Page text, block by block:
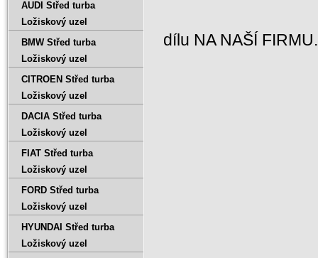
dílu NA NAŠÍ
AUDI Střed turba
Ložiskový uzel
BMW Střed turba
Ložiskový uzel
CITROEN Střed turba
Ložiskový uzel
DACIA Střed turba
Ložiskový uzel
FIAT Střed turba
Ložiskový uzel
FORD Střed turba
Ložiskový uzel
HYUNDAI Střed turba
Ložiskový uzel